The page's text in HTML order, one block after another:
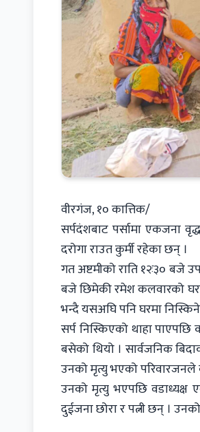
वीरगंज, १० कात्तिक/
सर्पदंशबाट पर्सामा एकजना
दरोगा राउत कुर्मी रहेका छन् ।
गत अष्टमीको राति १२ः३० बजे
बजे छिमेकी रमेश कलवारको
भन्दै यसअघि पनि घरमा
सर्प निस्किएको थाहा पाएपछि
बसेको थियो । सार्वजनिक
उनको मृत्यु भएको परिवारजनले
उनको मृत्यु भएपछि वडाध्यक्ष
दुईजना छोरा र पत्नी छन् ।